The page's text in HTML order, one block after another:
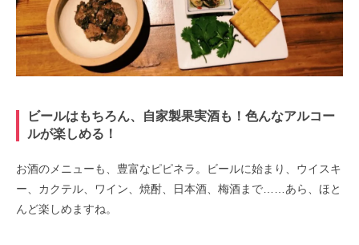
ビールはもちろん、自家製果実酒も！色んなアルコー
ルが楽しめる！
お酒のメニューも、豊富なピピネラ。ビールに始まり、ウイスキ
ー、カクテル、ワイン、焼酎、日本酒、梅酒まで……あら、ほと
んど楽しめますね。